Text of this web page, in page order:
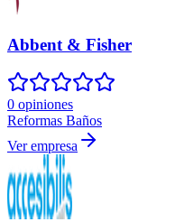
Abbent & Fisher
0 opiniones
Reformas Baños
Ver empresa